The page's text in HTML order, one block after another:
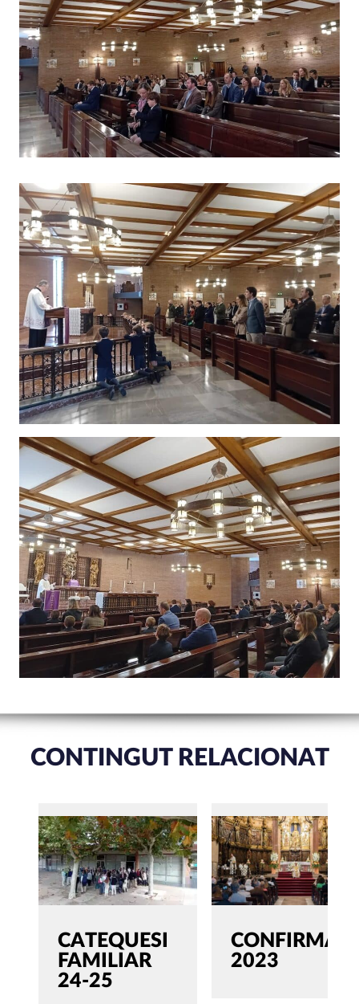
CONTINGUT RELACIONAT
CATEQUESI
FAMILIAR
24-25
2023